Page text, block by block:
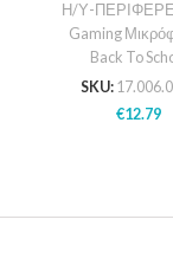
Η/Υ-
Gaming
Back To
SKU:
€12.79